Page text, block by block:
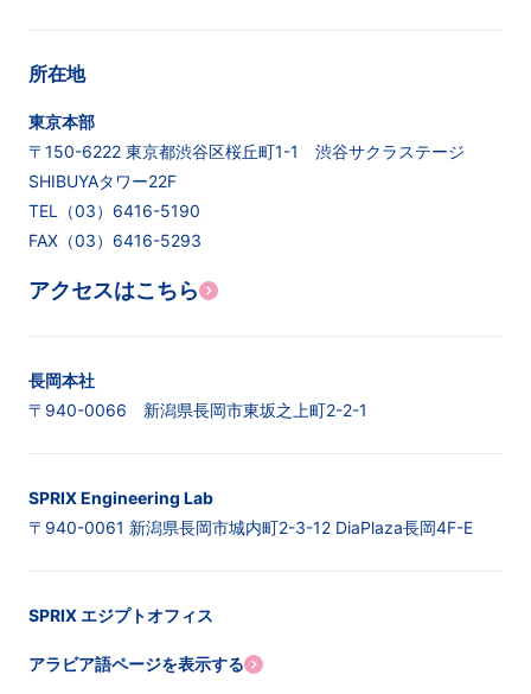
所在地
東京本部
〒150-6222 東京都渋谷区桜丘町1-1 渋谷サクラステージ
SHIBUYAタワー22F
TEL（03）6416-5190
FAX（03）6416-5293
アクセスはこちら
長岡本社
〒940-0066 新潟県長岡市東坂之上町2-2-1
SPRIX Engineering Lab
〒940-0061 新潟県長岡市城内町2-3-12 DiaPlaza長岡4F-E
SPRIX エジプトオフィス
アラビア語ページを表示する